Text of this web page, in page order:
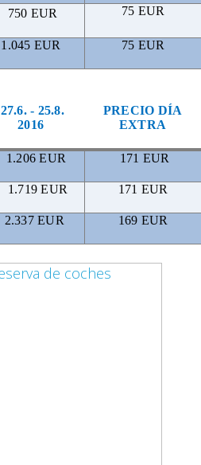
750 EUR 75 EUR
1.045 EUR 75 EUR
27.6. - 25.8.
2016
PRECIO DÍA
EXTRA
1.206 EUR 171 EUR
1.719 EUR 171 EUR
2.337EUR 169 EUR